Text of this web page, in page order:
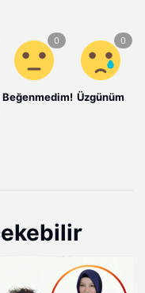
Beğenmedim! Üzgünüm